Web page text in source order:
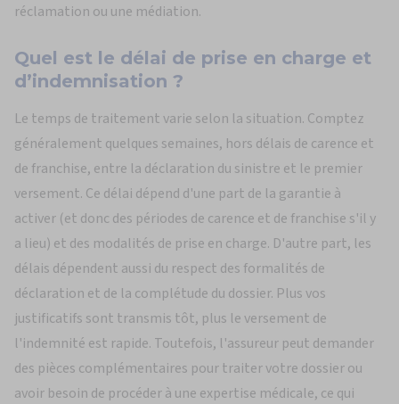
réclamation ou une médiation.
Quel est le délai de prise en charge et
d’indemnisation ?
Le temps de traitement varie selon la situation. Comptez
généralement quelques semaines, hors délais de carence et
de franchise, entre la déclaration du sinistre et le premier
versement. Ce délai dépend d'une part de la garantie à
activer (et donc des périodes de carence et de franchise s'il y
a lieu) et des modalités de prise en charge. D'autre part, les
délais dépendent aussi du respect des formalités de
déclaration et de la complétude du dossier. Plus vos
justificatifs sont transmis tôt, plus le versement de
l'indemnité est rapide. Toutefois, l'assureur peut demander
des pièces complémentaires pour traiter votre dossier ou
avoir besoin de procéder à une expertise médicale, ce qui